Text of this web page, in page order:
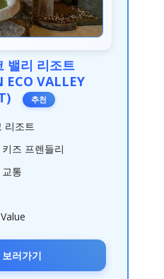
밸리 리조트
ECO VALLEY
추천
리조트
즈 프렌들리
통
러가기